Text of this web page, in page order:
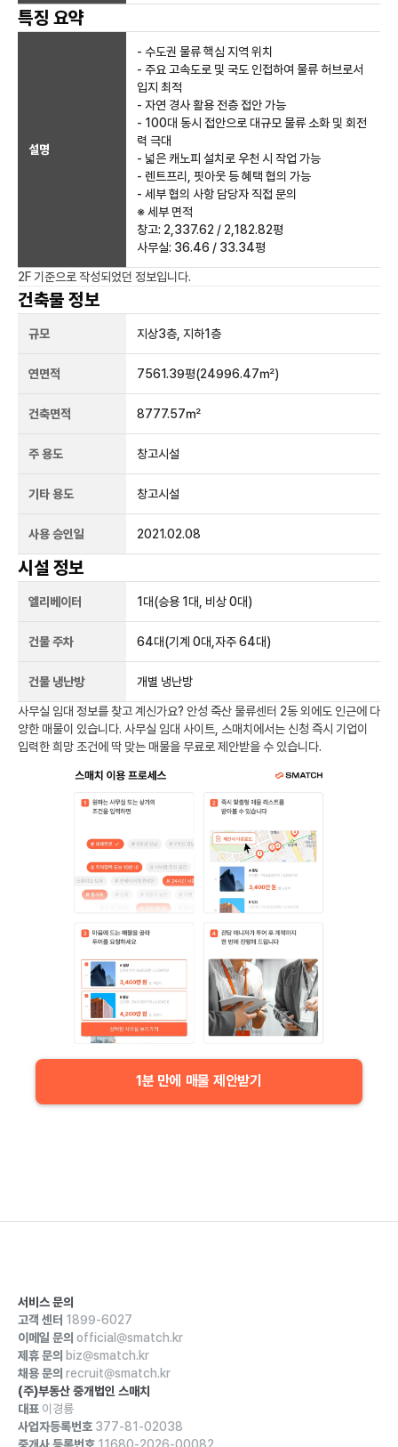
특징 요약
설명
- 수도권 물류 핵심 지역 위치
- 주요 고속도로 및 국도 인접하여 물류 허브로서
입지 최적
- 자연 경사 활용 전층 접안 가능
- 100대 동시 접안으로 대규모 물류 소화 및 회전
력 극대
- 넓은 캐노피 설치로 우천 시 작업 가능
- 렌트프리, 핏아웃 등 혜택 협의 가능
- 세부 협의 사항 담당자 직접 문의
※ 세부 면적
창고: 2,337.62 / 2,182.82평
사무실: 36.46 / 33.34평
2F 기준으로 작성되었던 정보입니다.
건축물 정보
규모 지상3층, 지하1층
연면적 7561.39평(24996.47㎡)
건축면적 8777.57㎡
주 용도 창고시설
기타 용도 창고시설
사용 승인일 2021.02.08
시설 정보
엘리베이터 1 대(승용 1대, 비상 0대)
건물 주차 64대(기계 0대,자주 64대)
건물 냉난방 개별 냉난방
사무실 임대 정보를 찾고 계신가요? 안성 죽산 물류센터 2동외에도 인근에 다
양한 매물이 있습니다. 사무실 임대 사이트, 스매치에서는 신청 즉시 기업이
입력한 희망 조건에 딱 맞는 매물을 무료로 제안받을 수 있습니다.
1분 만에 매물 제안받기
서비스 문의
고객 센터 1899-6027
이메일 문의 official@smatch.kr
제휴 문의 biz@smatch.kr
채용 문의 recruit@smatch.kr
(주)부동산 중개법인 스매치
대표 이경룡
사업자등록번호 377-81-02038
중개사 등록번호 11680-2026-00082